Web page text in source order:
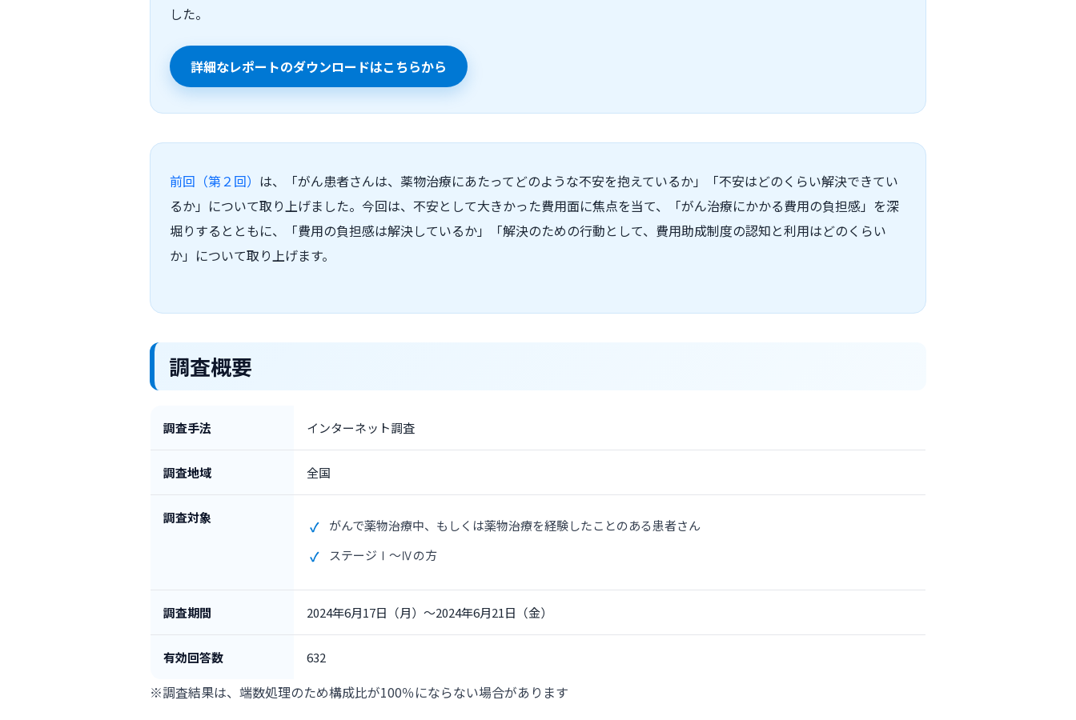
した。
詳細なレポートのダウンロードはこちらから
前回（第２回） は、「がん患者さんは、薬物治療にあたってどのような不安を抱えているか」「不安はどのくらい解決できてい
るか」について取り上げました。今回は、不安として大きかった費用面に焦点を当て、「がん治療にかかる費用の負担感」を深
堀りするとともに、「費用の負担感は解決しているか」「解決のための行動として、費用助成制度の認知と利用はどのくらい
か」について取り上げます。
調査概要
調査手法 インターネット調査
調査地域 全国
調査対象
がんで薬物治療中、もしくは薬物治療を経験したことのある患者さん
ステージⅠ～Ⅳの方
調査期間 2024年6月17日（月）～2024年6月21日（金）
有効回答数 632
※調査結果は、端数処理のため構成比が100％にならない場合があります